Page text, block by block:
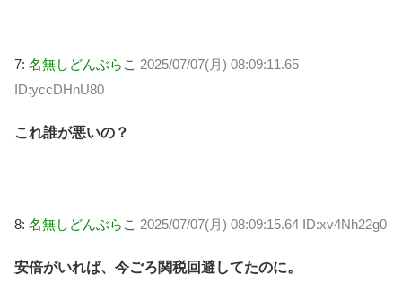
7: 名無しどんぶらこ 2025/07/07(月) 08:09:11.65
ID:yccDHnU80
これ誰が悪いの？
8: 名無しどんぶらこ 2025/07/07(月) 08:09:15.64 ID:xv4Nh22g0
安倍がいれば、今ごろ関税回避してたのに。